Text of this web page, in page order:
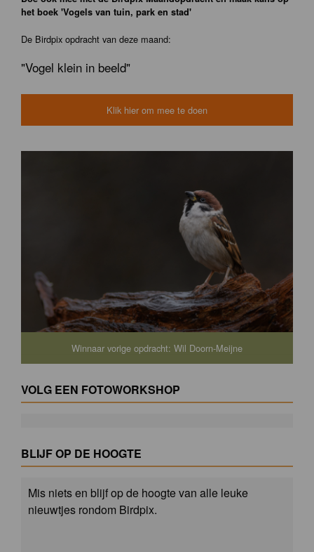
het boek 'Vogels van tuin, park en stad'
De Birdpix opdracht van deze maand:
"Vogel klein in beeld"
Klik hier om mee te doen
Winnaar vorige opdracht: Wil Doorn-Meijne
VOLG EEN FOTOWORKSHOP
BLIJF OP DE HOOGTE
Mis niets en blijf op de hoogte van alle leuke
nieuwtjes rondom Birdpix.